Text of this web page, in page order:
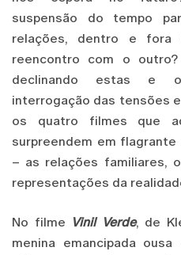
suspensão do tempo
relações, dentro e fora
reencontro com o
declinando estas e
interrogação das tensões
os quatro filmes que
surpreendem em
– as relações familiares,
representações da
No filme Vinil Verde, de
menina emancipada